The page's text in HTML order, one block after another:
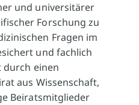
und universitärer
Forschung zu
Fragen im
und fachlich
durch einen
aus Wissenschaft,
Beiratsmitglieder